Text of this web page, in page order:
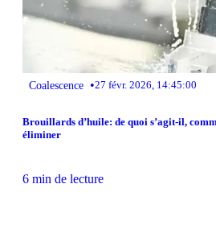
Coalescence •27 févr. 2026, 14:45:00
Brouillards d’huile: de quoi s’agit-il,
éliminer
6 min de lecture